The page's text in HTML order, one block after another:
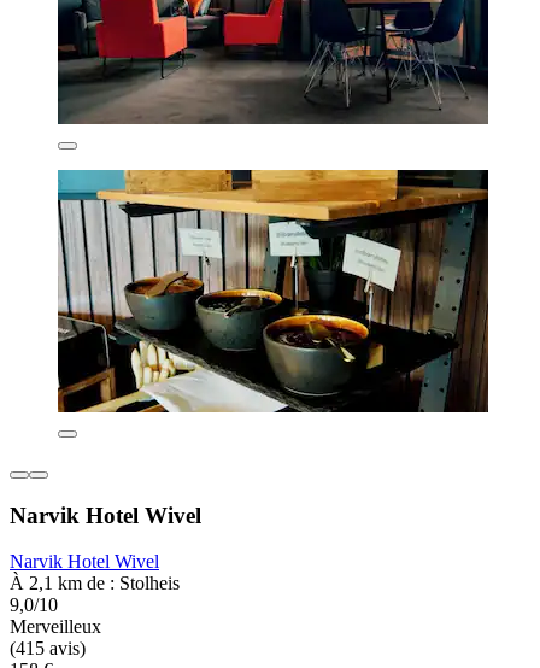
Narvik Hotel Wivel
Narvik Hotel Wivel
À 2,1 km de : Stolheis
9,0/10
Merveilleux
(415 avis)